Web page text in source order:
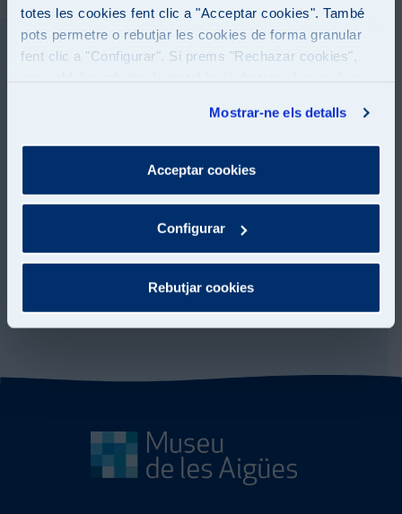
totes les cookies fent clic a "Acceptar cookies". També
pots permetre o rebutjar les cookies de forma granular
fent clic a "Configurar". Si prems "Rechazar cookies",
el lloc web funcioni i que, per tant, no es poden
desactivar. Pots consultar més informació a la nostra
Mostrar-ne els detalls
Acceptar cookies
Configurar
Rebutjar cookies
Videogaleria
Per veure aquest vídeo, cal
acceptar les cookies de màrqueting